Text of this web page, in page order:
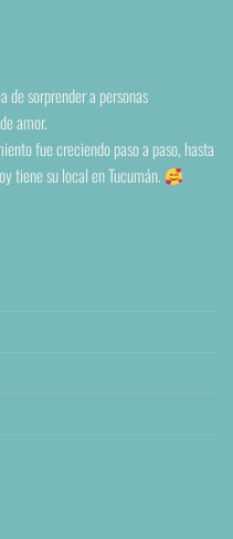
de sorprender a personas
amor.
fue creciendo paso a paso, hasta
tiene su local en Tucumán.